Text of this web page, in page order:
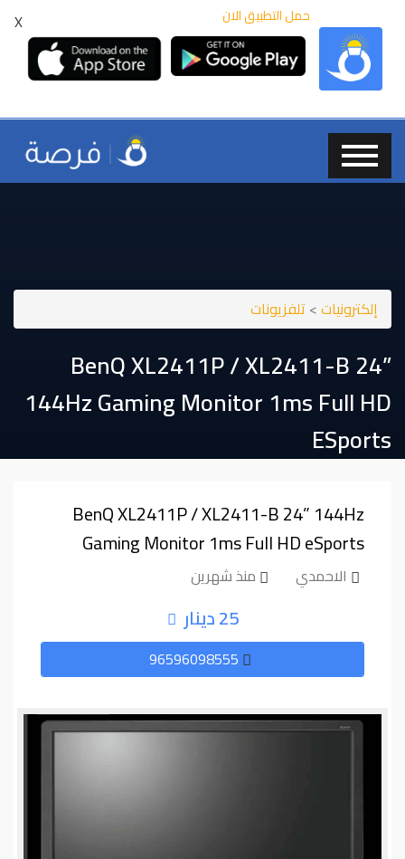
X حمل التطبيق الان
إلكترونيات> تلفزيونات
BenQ XL2411P / XL2411-B 24”
144Hz Gaming Monitor 1ms Full HD
ESports
BenQ XL2411P / XL2411-B 24” 144Hz
Gaming Monitor 1ms Full HD eSports
الاحمدي منذ شهرين
25 دينار